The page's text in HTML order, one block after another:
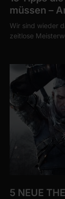
müssen –
Wir sind wieder
zeitlose
5 NEUE